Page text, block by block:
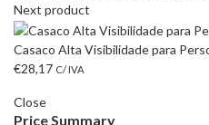
Next product
Casaco Alta Visibilidade para
€28,17 C/ IVA
Close
Price Summary